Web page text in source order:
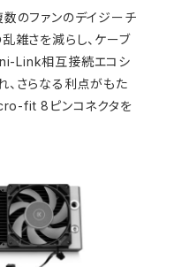
のファンのデイジーチ
雑さを減らし、ケーブ
Link相互接続エコシ
、さらなる利点がもた
fit 8ピンコネクタを